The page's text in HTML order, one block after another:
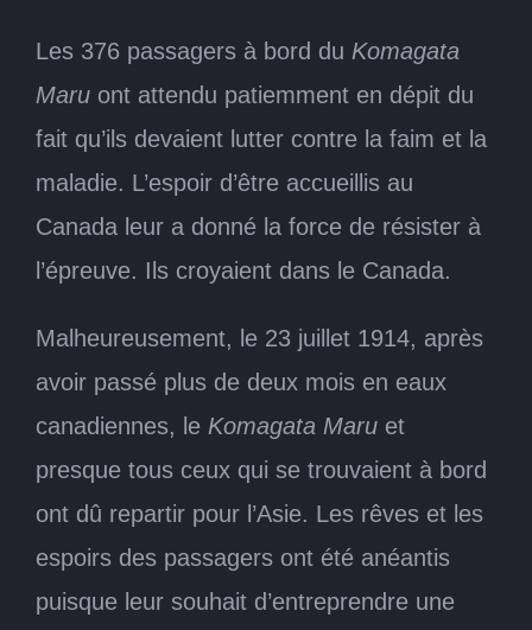
Les 376 passagers à bord du Komagata
Maru ont attendu patiemment en dépit du
fait qu’ils devaient lutter contre la faim et la
maladie. L’espoir d’être accueillis au
Canada leur a donné la force de résister à
l’épreuve. Ils croyaient dans le Canada.
Malheureusement, le 23 juillet 1914, après
avoir passé plus de deux mois en eaux
canadiennes, le Komagata Maru et
presque tous ceux qui se trouvaient à bord
ont dû repartir pour l’Asie. Les rêves et les
espoirs des passagers ont été anéantis
puisque leur souhait d’entreprendre une